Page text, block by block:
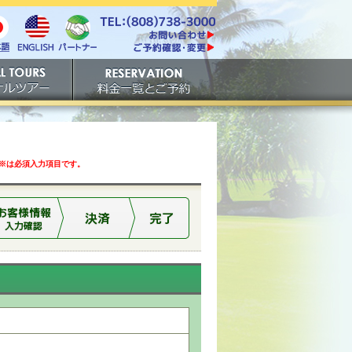
English パート
電話番号は808-738-
3000。ファックスは808-
738-3001。
https://www.tachibana.com/contact/
ご予約確認・変更
ご予約
必須入力項目です。